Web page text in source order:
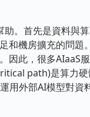
。首先是資料與
和機房擴充的問
此，很多AIaaS
path)是算力
外部AI模型對資